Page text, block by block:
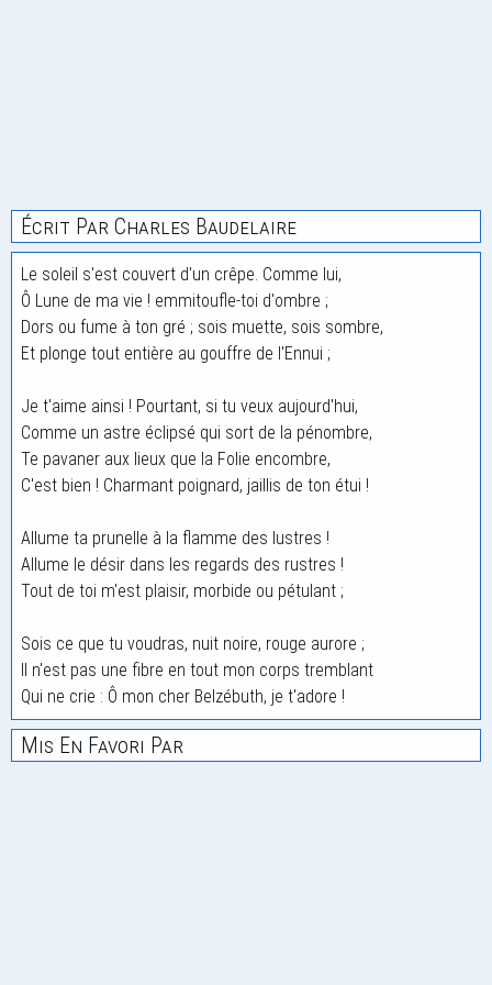
Écrit Par Charles Baudelaire
Le soleil s'est couvert d'un crêpe. Comme lui,
Ô Lune de ma vie ! emmitoufle-toi d'ombre ;
Dors ou fume à ton gré ; sois muette, sois sombre,
Et plonge tout entière au gouffre de l'Ennui ;
Je t'aime ainsi ! Pourtant, si tu veux aujourd'hui,
Comme un astre éclipsé qui sort de la pénombre,
Te pavaner aux lieux que la Folie encombre,
C'est bien ! Charmant poignard, jaillis de ton étui !
Allume ta prunelle à la flamme des lustres !
Allume le désir dans les regards des rustres !
Tout de toi m'est plaisir, morbide ou pétulant ;
Sois ce que tu voudras, nuit noire, rouge aurore ;
Il n'est pas une fibre en tout mon corps tremblant
Qui ne crie : Ô mon cher Belzébuth, je t'adore !
Mis En Favori Par